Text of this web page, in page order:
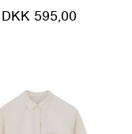
DKK 595,00